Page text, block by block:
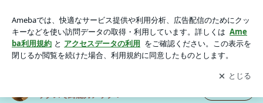
浴/顔ツボ/大阪/梅田 “デトックスで綺麗力アップ！”
アプリをダウンロードして ブログの更新通知
を受け取りまし
ょう。
開く
ックスで綺麗力アップ！”